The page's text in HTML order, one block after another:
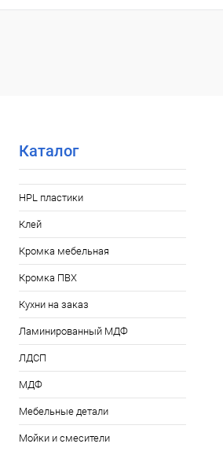
В избранное Под заказ
Каталог
HPL пластики
Клей
Кромка мебельная
Кромка ПВХ
Кухни на заказ
Ламинированный МДФ
ЛДСП
МДФ
Мебельные детали
Мойки и смесители